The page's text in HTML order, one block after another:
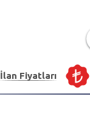
İlan Fiyatları